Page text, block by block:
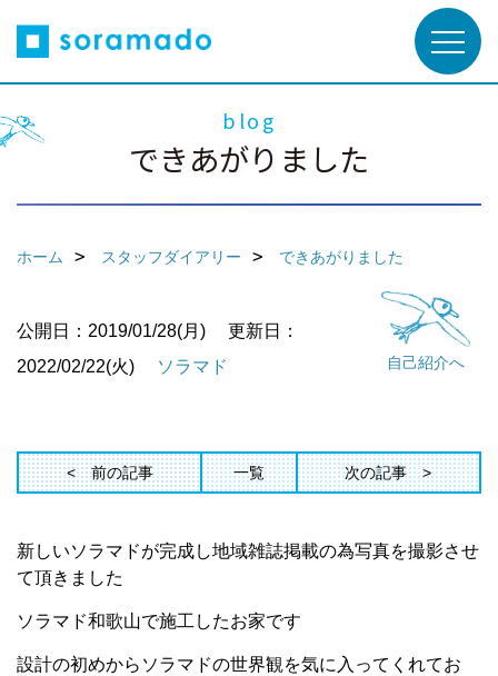
blog
できあがりました
ホーム スタッフダイアリー できあがりました
自己紹介へ
公開日：2019/01/28(月)
更新日：
2022/02/22(火)
ソラマド
前の記事 一覧 次の記事
新しいソラマドが完成し地域雑誌掲載の為写真を撮影させ
て頂きました
ソラマド和歌山で施工したお家です
設計の初めからソラマドの世界観を気に入ってくれてお